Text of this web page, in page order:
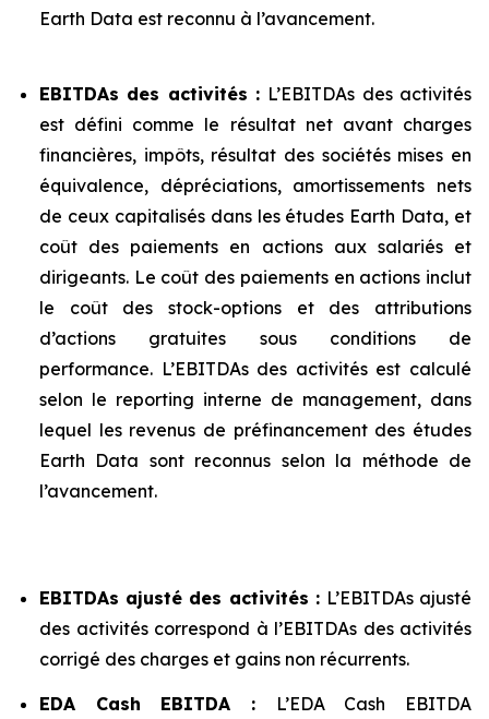
Earth Data est reconnu à l’avancement.
EBITDAs des activités : L’EBITDAs des activités
est défini comme le résultat net avant charges
financières, impôts, résultat des sociétés mises en
équivalence, dépréciations, amortissements nets
de ceux capitalisés dans les études Earth Data, et
coût des paiements en actions aux salariés et
dirigeants. Le coût des paiements en actions inclut
le coût des stock-options et des attributions
d’actions gratuites sous conditions de
performance. L’EBITDAs des activités est calculé
selon le reporting interne de management, dans
lequel les revenus de préfinancement des études
Earth Data sont reconnus selon la méthode de
l’avancement.
EBITDAs ajusté des activités : L’EBITDAs ajusté
des activités correspond à l’EBITDAs des activités
corrigé des charges et gains non récurrents.
EDA Cash EBITDA :
L’EDA Cash EBITDA